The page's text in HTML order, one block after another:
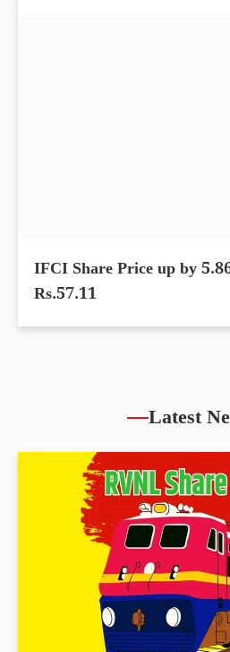
IFCI Share Price up by
Rs.57.11
Latest